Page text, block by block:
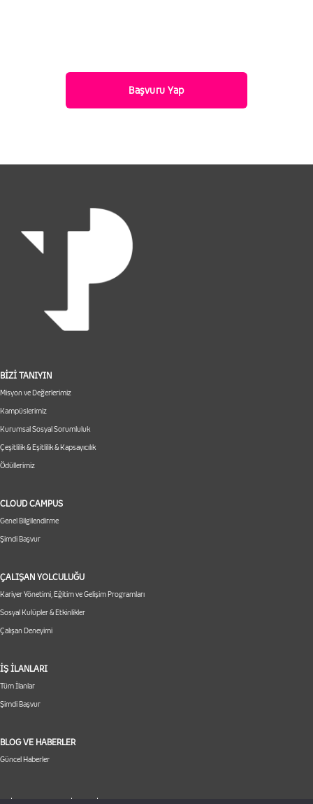
BİZİ TANIYIN
Misyon ve Değerlerimiz
Kampüslerimiz
Kurumsal Sosyal Sorumluluk
Çeşitlilik & Eşitlilik & Kapsayıcılık
Ödüllerimiz
CLOUD CAMPUS
Genel Bilgilendirme
Şimdi Başvur
ÇALIŞAN YOLCULUĞU
Kariyer Yönetimi, Eğitim ve Gelişim Programları
Sosyal Kulüpler & Etkinlikler
Çalışan Deneyimi
İŞ İLANLARI
Tüm İlanlar
Şimdi Başvur
BLOG VE HABERLER
Güncel Haberler